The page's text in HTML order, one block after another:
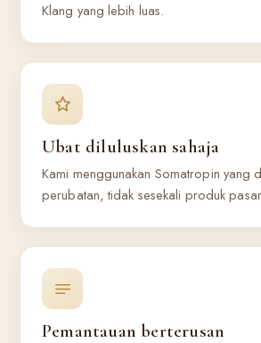
Klang yang lebih luas.
Ubat diluluskan sahaja
Kami menggunakan Somatropin yang
perubatan, tidak sesekali produk
Pemantauan berterusan